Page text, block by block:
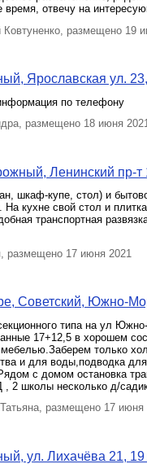
время, отвечу на
размещено 19
Ярославская ул.
по телефону
размещено 18 июня
Ленинский пр-т
шкаф-купе, стол) и
кухне свой стол и
транспортная
размещено 17 июня 2021
Советский, Южно-
типа на ул
17+12,5 в хорошем
только
и для воды,подводка
с домом остановка
2 школы несколько д/
размещено 17 июня
ул. Лихачёва 21, 19